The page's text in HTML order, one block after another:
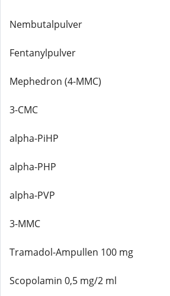
Nembutalpulver
Fentanylpulver
Mephedron (4-MMC)
3-CMC
alpha-PiHP
alpha-PHP
alpha-PVP
3-MMC
Tramadol-Ampullen 100 mg
Scopolamin 0,5 mg/2 ml